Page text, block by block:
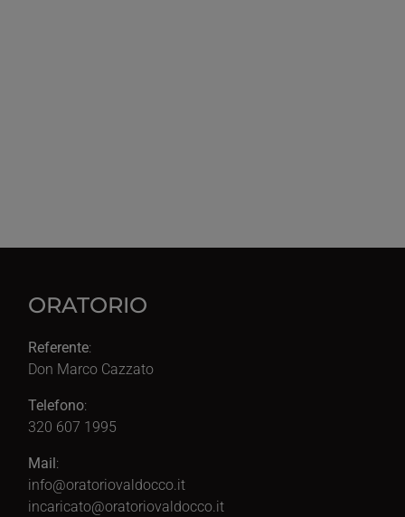
ORATORIO
Referente:
Don Marco Cazzato
Telefono:
320 607 1995
Mail:
info@oratoriovaldocco.it
incaricato@oratoriovaldocco.it